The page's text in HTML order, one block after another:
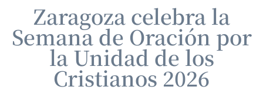
Zaragoza celebra la
Semana de Oración por
la Unidad de los
Cristianos 2026